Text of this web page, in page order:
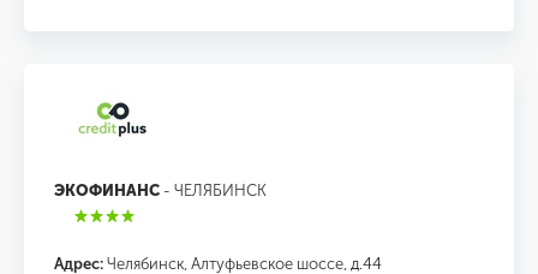
ЭКОФИНАНС - ЧЕЛЯБИНСК
Адрес: Челябинск, Алтуфьевское шоссе, д.44